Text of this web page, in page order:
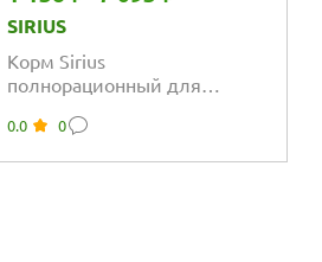
SIRIUS
Корм Sirius
полнорационный для
пород с индейкой с
овощами
0.0 0